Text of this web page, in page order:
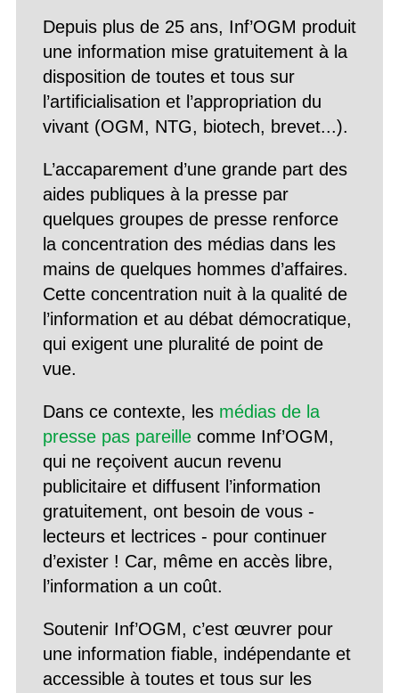
Depuis plus de 25 ans, Inf’OGM produit
une information mise gratuitement à la
disposition de toutes et tous sur
l’artificialisation et l’appropriation du
vivant (OGM, NTG, biotech, brevet...).
L’accaparement d’une grande part des
aides publiques à la presse par
quelques groupes de presse renforce
la concentration des médias dans les
mains de quelques hommes d’affaires.
Cette concentration nuit à la qualité de
l’information et au débat démocratique,
qui exigent une pluralité de point de
vue.
Dans ce contexte, les médias de la
presse pas pareillecomme Inf’OGM,
qui ne reçoivent aucun revenu
publicitaire et diffusent l’information
gratuitement, ont besoin de vous -
lecteurs et lectrices - pour continuer
d’exister ! Car, même en accès libre,
l’information a un coût.
Soutenir Inf’OGM, c’est œuvrer pour
une information fiable, indépendante et
accessible à toutes et tous sur les